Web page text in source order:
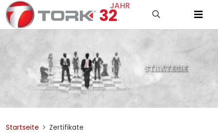
32.
JAHR
Startseite Zertifikate